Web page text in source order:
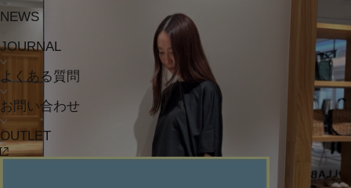
NEWS
JOURNAL
よくある質問
お問い合わせ
OUTLET